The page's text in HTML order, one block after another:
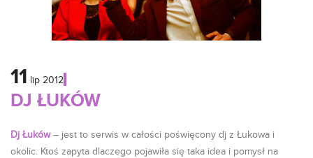
11 lip 2012
DJ ŁUKÓW
Dj Łuków– jest to serwis w całości poświęcony dj z Łukowa i
okolic. Ktoś zapyta dlaczego pojawiła się taka idea i pomysł na